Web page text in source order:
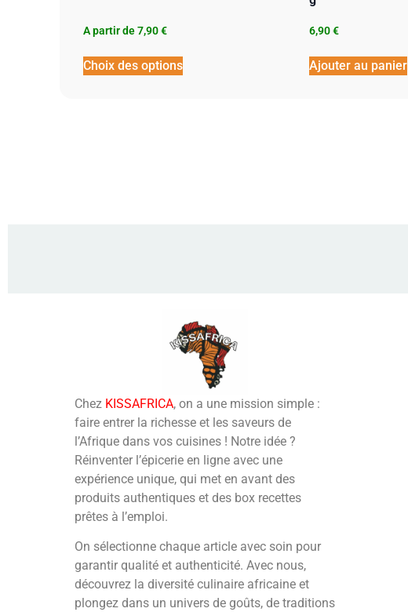
A partir de 7,90€
Choix des options
6,90€
Ajouter au panier
Chez KISSAFRICA, on a une mission simple :
faire entrer la richesse et les saveurs de
l’Afrique dans vos cuisines ! Notre idée ?
Réinventer l’épicerie en ligne avec une
expérience unique, qui met en avant des
produits authentiques et des box recettes
prêtes à l’emploi.
On sélectionne chaque article avec soin pour
garantir qualité et authenticité. Avec nous,
découvrez la diversité culinaire africaine et
plongez dans un univers de goûts, de traditions